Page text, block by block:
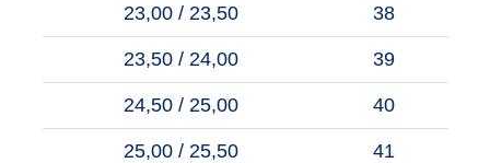
23,00 / 23,50 38
23,50 / 24,00 39
24,50 / 25,00 40
25,00 / 25,50 41